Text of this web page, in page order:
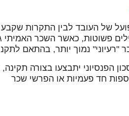
בפועל של העובד לבין התקרות
פשוטות, כאשר השכר האמיתי
נמוך יותר, בהתאם
הפנסיוני יתבצעו בצורה
חד פעמיות או הפרשי שכר